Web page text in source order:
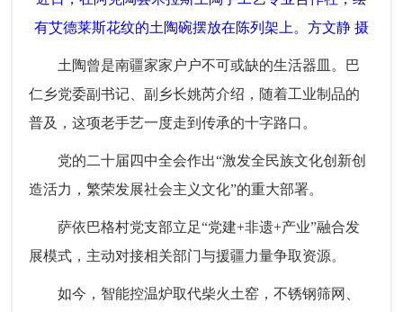
有艾德莱斯花纹的土陶碗摆放在陈列架上。方文静 摄
土陶曾是南疆家家户户不可或缺的生活器皿。巴
仁乡党委副书记、副乡长姚芮介绍，随着工业制品的
普及，这项老手艺一度走到传承的十字路口。
党的二十届四中全会作出“激发全民族文化创新创
造活力，繁荣发展社会主义文化”的重大部署。
萨依巴格村党支部立足“党建+非遗+产业”融合发
展模式，主动对接相关部门与援疆力量争取资源。
如今，智能控温炉取代柴火土窑，不锈钢筛网、